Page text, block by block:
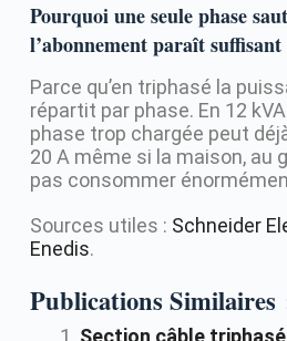
Pourquoi une seule phase
l’abonnement paraît suffisant
Parce qu’en triphasé la
répartit par phase. En 12
phase trop chargée peut
20 A même si la maison, au
pas consommer
Sources utiles : Schneider
Enedis.
Publications Similaires
Section câble